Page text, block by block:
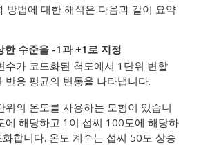
방법에 대한 해석은 다음과 같이 요약
한 수준을 -1과 +1로 지정
수가 코드화된 척도에서 1단위 변할
반응 평균의 변동을 나타냅니다.
위의 온도를 사용하는 모형이 있습니
에 해당하고 1이 섭씨 100도에 해당하
합니다. 온도 계수는 섭씨 50도 상승